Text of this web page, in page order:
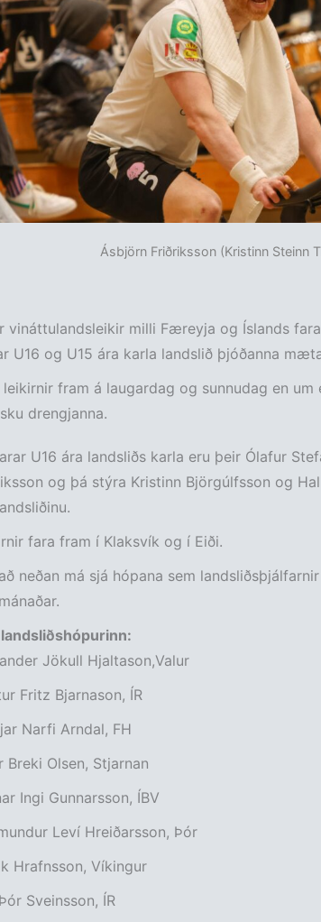
Ásbjörn Friðriksson (Kristinn Steinn
vináttulandsleikir milli Færeyja og Íslands
U16 og U15 ára karla landslið þjóðanna
leikirnir fram á laugardag og sunnudag en
drengjanna.
U16 ára landsliðs karla eru þeir Ólafur
og þá stýra Kristinn Björgúlfsson og
fara fram í Klaksvík og í Eiði.
neðan má sjá hópana sem
landsliðshópurinn:
Jökull Hjaltason,Valur
Fritz Bjarnason, ÍR
Narfi Arndal, FH
Breki Olsen, Stjarnan
Ingi Gunnarsson, ÍBV
Leví Hreiðarsson, Þór
Hrafnsson, Víkingur
Sveinsson, ÍR